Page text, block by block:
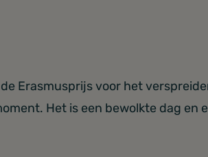
Erasmusprijs voor het
Het is een bewolkte dag en